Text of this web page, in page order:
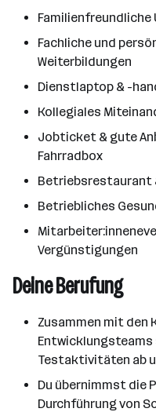
Fachliche und
Weiterbildungen
Dienstlaptop & -
Kollegiales
Jobticket & gute
Fahrradbox
Betriebsrestaurant
Betriebliches
Vergünstigungen
Deine Berufung
Zusammen mit den
Testaktivitäten ab
Du übernimmst die
Durchführung von